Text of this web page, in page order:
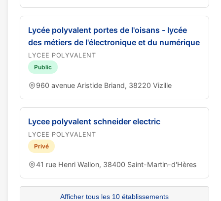
Lycée polyvalent portes de l'oisans - lycée
des métiers de l'électronique et du numérique
LYCEE POLYVALENT
Public
960 avenue Aristide Briand, 38220 Vizille
Lycee polyvalent schneider electric
LYCEE POLYVALENT
Privé
41 rue Henri Wallon, 38400 Saint-Martin-d'Hères
Afficher tous les 10 établissements